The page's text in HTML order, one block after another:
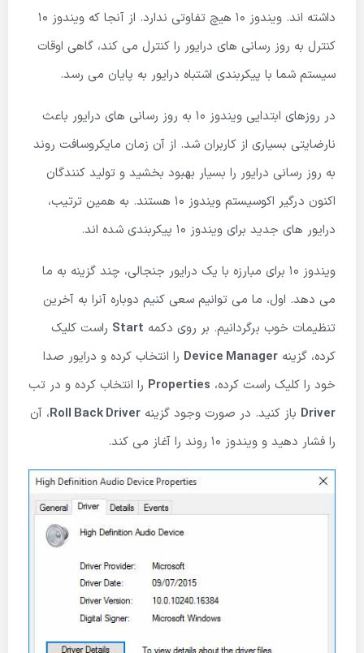
داشته اند. ویندوز 10 هیچ تفاوتی ندارد. از آنجا که ویندوز 10
کنترل به روز رسانی های درایور را کنترل می کند، گاهی اوقات
سیستم شما با پیکربندی اشتباه درایور به پایان می رسد.
در روزهای ابتدایی ویندوز 10 به روز رسانی های درایور باعث
نارضایتی بسیاری از کاربران شد. از آن زمان مایکروسافت روند
به روز رسانی درایور را بسیار بهبود بخشید و تولید کنندگان
اکنون درگیر اکوسیستم ویندوز 10 هستند. به همین ترتیب،
درایور های جدید برای ویندوز 10 پیکربندی شده اند.
ویندوز 10 برای مبارزه با یک درایور جنجالی، چند گزینه به ما
می دهد. اول، ما می توانیم سعی کنیم دوباره آنرا به آخرین
تنظیمات خوب برگردانیم. بر روی دکمه Start راست کلیک
کرده، گزینه Device Manager را انتخاب کرده و درایور صدا
خود را کلیک راست کرده، Properties را انتخاب کرده و در تب
Driver باز کنید. در صورت وجود گزینه Roll Back Driver، آن
را فشار دهید و ویندوز 10 روند را آغاز می کند.